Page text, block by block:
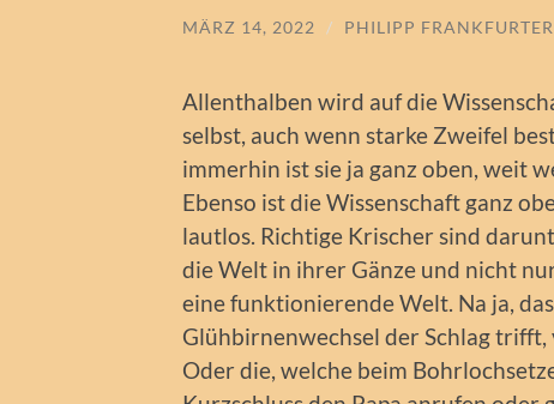
MÄRZ 14, 2022 / PHILIPP FRANKFURTER
Allenthalben wird auf die
selbst, auch wenn starke Zweifel
immerhin ist sie ja ganz oben, weit
Ebenso ist die Wissenschaft ganz
lautlos. Richtige Krischer sind
die Welt in ihrer Gänze und nicht
eine funktionierende Welt. Na ja,
Glühbirnenwechsel der Schlag trifft,
Oder die, welche beim